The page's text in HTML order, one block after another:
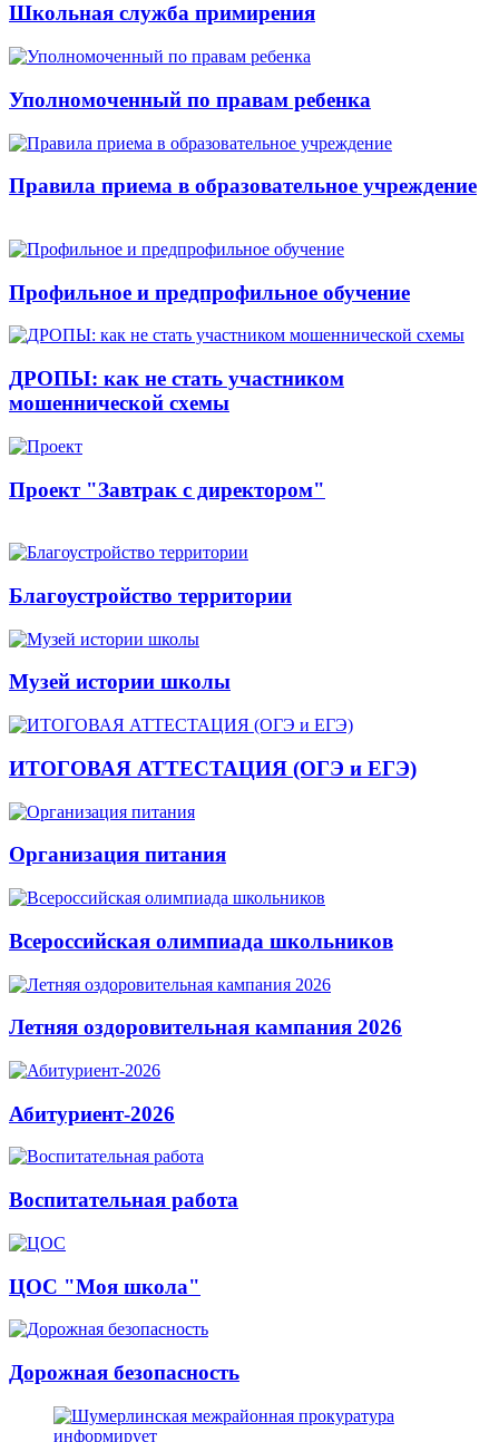
Школьная служба примирения
Уполномоченный по правам ребенка
Правила приема в образовательное учреждение
Профильное и предпрофильное обучение
ДРОПЫ: как не стать участником
мошеннической схемы
Проект "Завтрак с директором"
Благоустройство территории
Музей истории школы
ИТОГОВАЯ АТТЕСТАЦИЯ (ОГЭ и ЕГЭ)
Организация питания
Всероссийская олимпиада школьников
Летняя оздоровительная кампания 2026
Абитуриент-2026
Воспитательная работа
ЦОС "Моя школа"
Дорожная безопасность